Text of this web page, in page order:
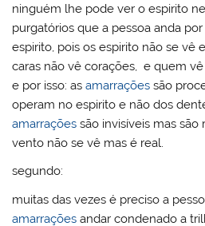
ninguém lhe pode ver o espirito
purgatórios que a pessoa anda
espirito, pois os espirito não se vê
caras não vê corações, e quem
e por isso: asamarrações são
operam no espirito e não dos
amarrações são invisíveis mas
vento não se vê mas é real.
segundo:
muitas das vezes é preciso a
amarrações andar condenado a